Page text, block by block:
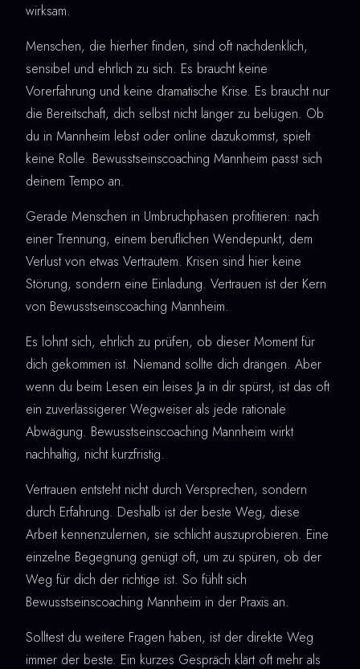
wirksam.
Menschen, die hierher finden, sind oft nachdenklich,
sensibel und ehrlich zu sich. Es braucht keine
Vorerfahrung und keine dramatische Krise. Es braucht nur
die Bereitschaft, dich selbst nicht länger zu belügen. Ob
du in Mannheim lebst oder online dazukommst, spielt
keine Rolle. Bewusstseinscoaching Mannheim passt sich
deinem Tempo an.
Gerade Menschen in Umbruchphasen profitieren: nach
einer Trennung, einem beruflichen Wendepunkt, dem
Verlust von etwas Vertrautem. Krisen sind hier keine
Störung, sondern eine Einladung. Vertrauen ist der Kern
von Bewusstseinscoaching Mannheim.
Es lohnt sich, ehrlich zu prüfen, ob dieser Moment für
dich gekommen ist. Niemand sollte dich drängen. Aber
wenn du beim Lesen ein leises Ja in dir spürst, ist das oft
ein zuverlässigerer Wegweiser als jede rationale
Abwägung. Bewusstseinscoaching Mannheim wirkt
nachhaltig, nicht kurzfristig.
Vertrauen entsteht nicht durch Versprechen, sondern
durch Erfahrung. Deshalb ist der beste Weg, diese
Arbeit kennenzulernen, sie schlicht auszuprobieren. Eine
einzelne Begegnung genügt oft, um zu spüren, ob der
Weg für dich der richtige ist. So fühlt sich
Bewusstseinscoaching Mannheim in der Praxis an.
Solltest du weitere Fragen haben, ist der direkte Weg
immer der beste. Ein kurzes Gespräch klärt oft mehr als